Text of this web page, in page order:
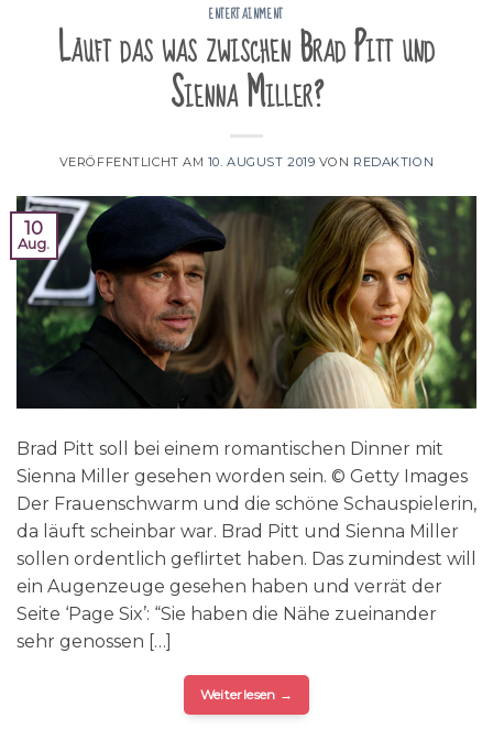
ENTERTAINMENT
Läuft das was zwischen Brad Pitt und
Sienna Miller?
VERÖFFENTLICHT AM 10. AUGUST 2019 VON REDAKTION
10
Aug.
Brad Pitt soll bei einem romantischen Dinner mit
Sienna Miller gesehen worden sein. © Getty Images
Der Frauenschwarm und die schöne Schauspielerin,
da läuft scheinbar war. Brad Pitt und Sienna Miller
sollen ordentlich geflirtet haben. Das zumindest will
ein Augenzeuge gesehen haben und verrät der
Seite ‘Page Six’: “Sie haben die Nähe zueinander
sehr genossen […]
Weiterlesen →